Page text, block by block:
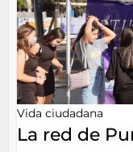
Vida ciudadana
La red de